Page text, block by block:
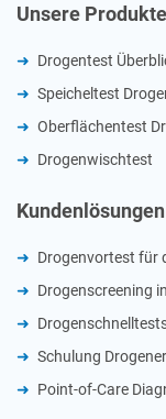
Unsere Produkte
Drogentest
Speicheltest
Oberflächentest
Drogenwischtest
Kundenlösungen
Drogenvortest für
Drogenscreening
Schulung
Point-of-Care